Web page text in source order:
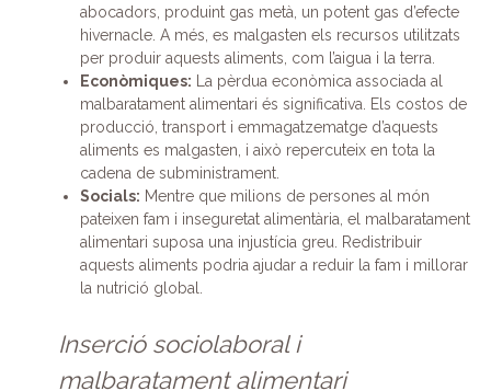
abocadors, produint gas metà, un potent gas d’efecte
hivernacle. A més, es malgasten els recursos utilitzats
per produir aquests aliments, com l’aigua i la terra.
Econòmiques: La pèrdua econòmica associada al
malbaratament alimentari és significativa. Els costos de
producció, transport i emmagatzematge d’aquests
aliments es malgasten, i això repercuteix en tota la
cadena de subministrament.
Socials: Mentre que milions de persones al món
pateixen fam i inseguretat alimentària, el malbaratament
alimentari suposa una injustícia greu. Redistribuir
aquests aliments podria ajudar a reduir la fam i millorar
la nutrició global.
Inserció sociolaboral i
malbaratament alimentari